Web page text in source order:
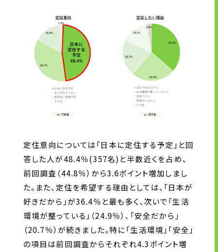
定住意向については「日本に定住する予定」と回
答した人が48.4％(357名)と半数近くを占め、
前回調査（44.8％）から3.6ポイント増加しまし
た。また、定住を希望する理由としては、「日本が
好きだから」が36.4％と最も多く、次いで「生活
環境が整っている」（24.9％）、「安全だから」
（20.7％）が続きました。特に「生活環境」「安全」
の項目は前回調査からそれぞれ4.3ポイント増